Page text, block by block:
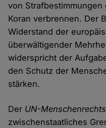
von
Koran verbrennen. Der
Widerstand der
überwältigender
widerspricht der
den Schutz der
stärken.
Der UN-
zwischenstaatliches